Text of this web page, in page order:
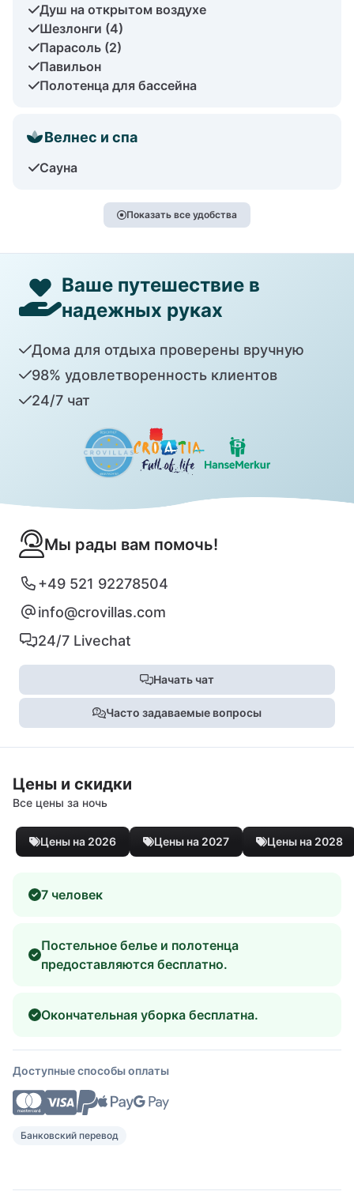
Душ на открытом воздухе
Шезлонги (4)
Парасоль (2)
Павильон
Полотенца для бассейна
Велнес и спа
Сауна
Показать все удобства
Ваше путешествие в
надежных руках
Дома для отдыха проверены вручную
98% удовлетворенность клиентов
24/7 чат
Мы рады вам помочь!
+49 521 92278504
info@crovillas.com
24/7 Livechat
Начать чат
Часто задаваемые вопросы
Цены и скидки
Все цены за ночь
Цены на 2026 Цены на 2027 Цены на 2028
7 человек
Постельное белье и полотенца
предоставляются бесплатно.
Окончательная уборка бесплатна.
Доступные способы оплаты
Банковский перевод